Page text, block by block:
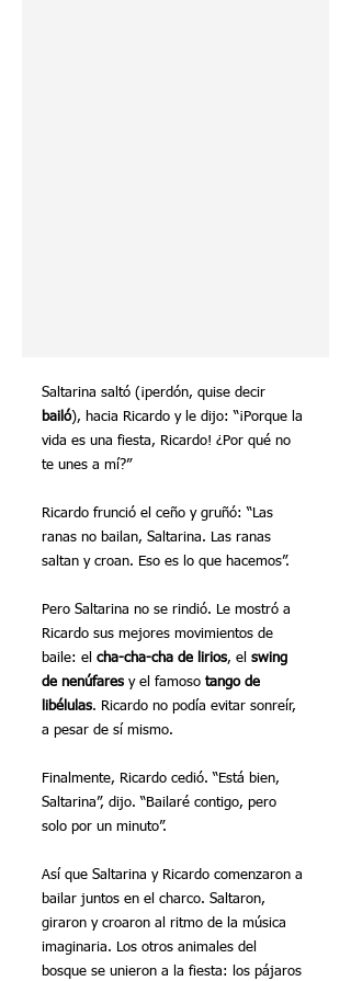
Saltarina saltó (¡perdón, quise decir
bailó), hacia Ricardo y le dijo: “¡Porque la
vida es una fiesta, Ricardo! ¿Por qué no
te unes a mí?”
Ricardo frunció el ceño y gruñó: “Las
ranas no bailan, Saltarina. Las ranas
saltan y croan. Eso es lo que hacemos”.
Pero Saltarina no se rindió. Le mostró a
Ricardo sus mejores movimientos de
baile: el cha-cha-cha de lirios, el swing
de nenúfares y el famoso tango de
libélulas. Ricardo no podía evitar sonreír,
a pesar de sí mismo.
Finalmente, Ricardo cedió. “Está bien,
Saltarina”, dijo. “Bailaré contigo, pero
solo por un minuto”.
Así que Saltarina y Ricardo comenzaron a
bailar juntos en el charco. Saltaron,
giraron y croaron al ritmo de la música
imaginaria. Los otros animales del
bosque se unieron a la fiesta: los pájaros